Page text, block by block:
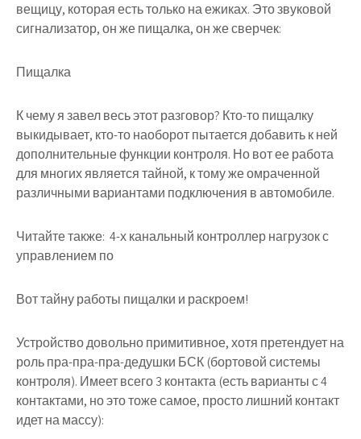
вещицу, которая есть только на ежиках. Это звуковой
сигнализатор, он же пищалка, он же сверчек:
Пищалка
К чему я завел весь этот разговор? Кто-то пищалку
выкидывает, кто-то наоборот пытается добавить к ней
дополнительные функции контроля. Но вот ее работа
для многих является тайной, к тому же омраченной
различными вариантами подключения в автомобиле.
Читайте также: 4-х канальный контроллер нагрузок с
управлением по
Вот тайну работы пищалки и раскроем!
Устройство довольно примитивное, хотя претендует на
роль пра-пра-пра-дедушки БСК (бортовой системы
контроля). Имеет всего 3 контакта (есть варианты с 4
контактами, но это тоже самое, просто лишний контакт
идет на массу):